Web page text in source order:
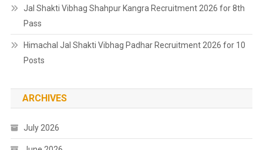
Jal Shakti Vibhag Shahpur Kangra Recruitment 2026 for 8th
Pass
Himachal Jal Shakti Vibhag Padhar Recruitment 2026 for 10
Posts
ARCHIVES
July 2026